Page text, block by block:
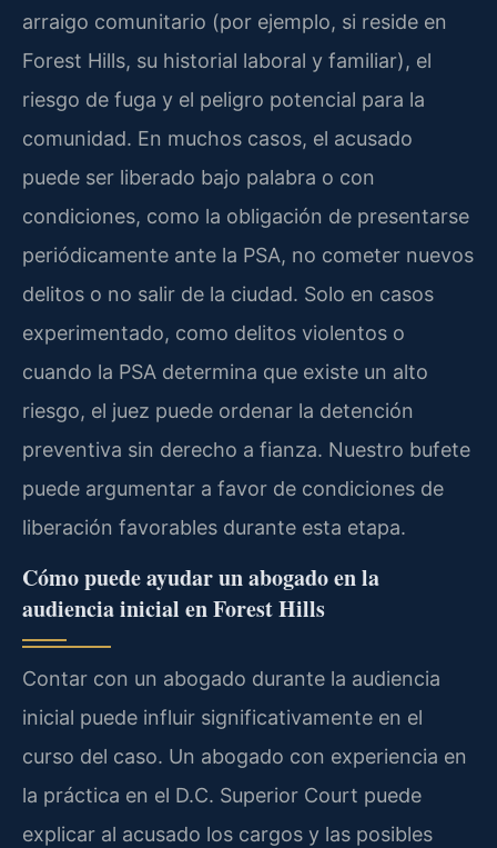
arraigo comunitario (por ejemplo, si reside en
Forest Hills, su historial laboral y familiar), el
riesgo de fuga y el peligro potencial para la
comunidad. En muchos casos, el acusado
puede ser liberado bajo palabra o con
condiciones, como la obligación de presentarse
periódicamente ante la PSA, no cometer nuevos
delitos o no salir de la ciudad. Solo en casos
experimentado, como delitos violentos o
cuando la PSA determina que existe un alto
riesgo, el juez puede ordenar la detención
preventiva sin derecho a fianza. Nuestro bufete
puede argumentar a favor de condiciones de
liberación favorables durante esta etapa.
Cómo puede ayudar un abogado en la
audiencia inicial en Forest Hills
Contar con un abogado durante la audiencia
inicial puede influir significativamente en el
curso del caso. Un abogado con experiencia en
la práctica en el D.C. Superior Court puede
explicar al acusado los cargos y las posibles